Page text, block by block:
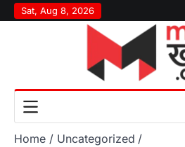
Skip
to
Sat, Aug 8, 2026
Home
Uncategorized